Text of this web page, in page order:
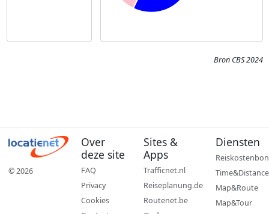
Bron CBS 2024
© 2026
Over
deze site
FAQ
Privacy
Cookies
Sites &
Apps
Trafficnet.nl
Reiseplanung.de
Routenet.be
Diensten
Reiskostenbon
Time&Distance
Map&Route
Map&Tour